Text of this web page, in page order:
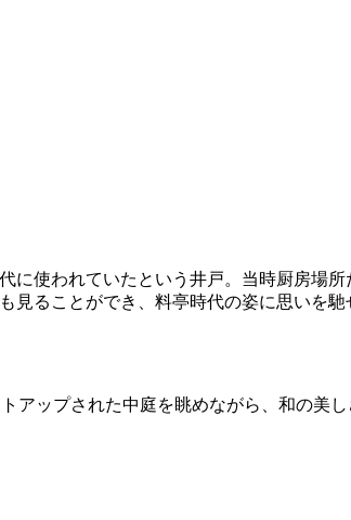
に使われていたという井戸。当時厨房場
ることができ、料亭時代の姿に思いを馳
ップされた中庭を眺めながら、和の美